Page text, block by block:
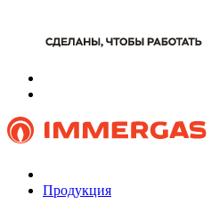
Продукция